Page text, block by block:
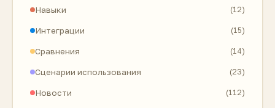
Навыки (12)
Интеграции (15)
Сравнения (14)
Сценарии использования (23)
Новости (112)